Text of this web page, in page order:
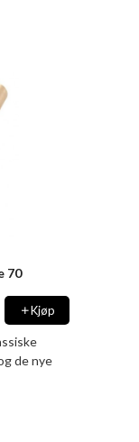
70
Kjøp
de nye